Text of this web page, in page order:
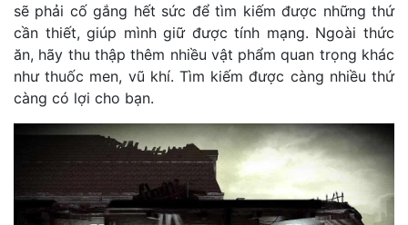
sẽ phải cố gắng hết sức để tìm kiếm được những thứ
cần thiết, giúp mình giữ được tính mạng. Ngoài thức
ăn, hãy thu thập thêm nhiều vật phẩm quan trọng khác
như thuốc men, vũ khí. Tìm kiếm được càng nhiều thứ
càng có lợi cho bạn.